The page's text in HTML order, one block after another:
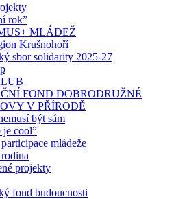
rok”
MLÁDEŽ
Krušnohoří
sbor solidarity 2025-27
FOND DOBRODRUŽNÉ
V PŘÍRODĚ
být sám
je cool”
mládeže
projekty
fond budoucnosti